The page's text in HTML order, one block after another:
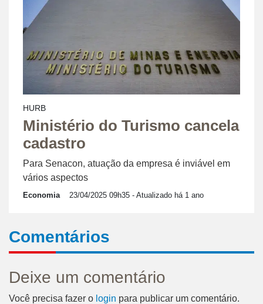
HURB
Ministério do Turismo cancela
cadastro
Para Senacon, atuação da empresa é inviável em
vários aspectos
Economia 23/04/2025 09h35 - Atualizado há 1 ano
Comentários
Deixe um comentário
Você precisa fazer o login para publicar um comentário.